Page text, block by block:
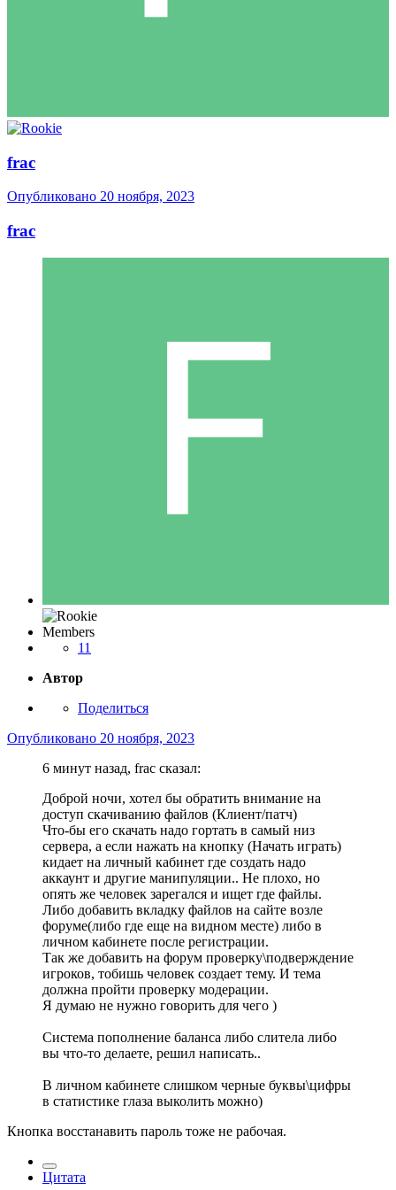
frac
Опубликовано 20 ноября, 2023
frac
Members
11
Автор
Поделиться
Опубликовано 20 ноября, 2023
6 минут назад, frac сказал:
Доброй ночи, хотел бы обратить внимание на
доступ скачиванию файлов (Клиент/патч)
Что-бы его скачать надо гортать в самый низ
сервера, а если нажать на кнопку (Начать играть)
кидает на личный кабинет где создать надо
аккаунт и другие манипуляции.. Не плохо, но
опять же человек зарегался и ищет где файлы.
Либо добавить вкладку файлов на сайте возле
форуме(либо где еще на видном месте) либо в
личном кабинете после регистрации.
Так же добавить на форум проверку\подверждение
игроков, тобишь человек создает тему. И тема
должна пройти проверку модерации.
Я думаю не нужно говорить для чего )
Система пополнение баланса либо слитела либо
вы что-то делаете, решил написать..
В личном кабинете слишком черные буквы\цифры
в статистике глаза выколить можно)
Кнопка восстанавить пароль тоже не рабочая.
Цитата